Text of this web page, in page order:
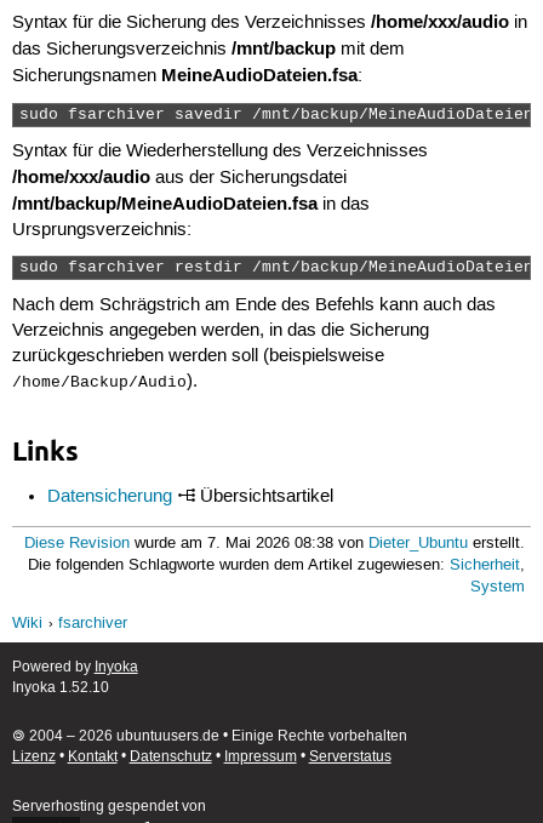
Syntax für die Sicherung des Verzeichnisses /home/xxx/audioin
das Sicherungsverzeichnis /mnt/backupmit dem
Sicherungsnamen MeineAudioDateien.fsa:
sudo fsarchiver savedir /mnt/backup/
Syntax für die Wiederherstellung des Verzeichnisses
/home/xxx/audioaus der Sicherungsdatei
/mnt/backup/MeineAudioDateien.fsain das
Ursprungsverzeichnis:
sudo fsarchiver restdir /mnt/backup/
Nach dem Schrägstrich am Ende des Befehls kann auch das
Verzeichnis angegeben werden, in das die Sicherung
zurückgeschrieben werden soll (beispielsweise
/home/Backup/Audio).
Links
Datensicherung Übersichtsartikel
Diese Revision wurde am 7. Mai 2026 08:38 von Dieter_Ubuntu erstellt.
Die folgenden Schlagworte wurden dem Artikel zugewiesen:Sicherheit,
System
Wiki
fsarchiver
Powered by Inyoka
Inyoka 1.52.10
🄯 2004 – 2026 ubuntuusers.de • Einige Rechte vorbehalten
Lizenz• Kontakt• Datenschutz• Impressum• Serverstatus
Serverhosting gespendet von